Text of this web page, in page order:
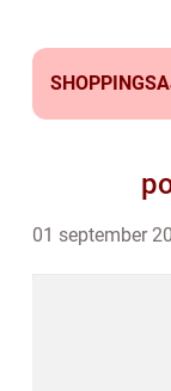
01 september